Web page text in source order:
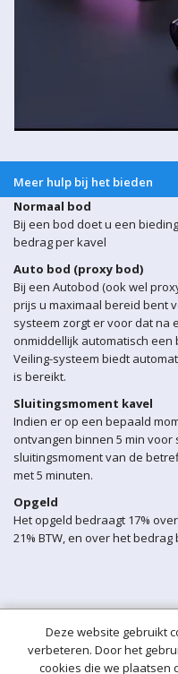
Meer hulp bij het bieden
Normaal bod
Bij een bod doet u een
bedrag per kavel
Auto bod (proxy bod)
Bij een Autobod (ook wel
prijs u maximaal bereid bent
systeem zorgt er voor dat na
onmiddellijk automatisch een
Veiling-systeem biedt
is bereikt.
Sluitingsmoment kavel
Indien er op een bepaald
ontvangen binnen 5 min voor
sluitingsmoment van de
met 5 minuten.
Opgeld
Het opgeld bedraagt 17%
21% BTW, en over het bedrag
Deze website gebruikt
verbeteren. Door het
cookies die we plaatsen